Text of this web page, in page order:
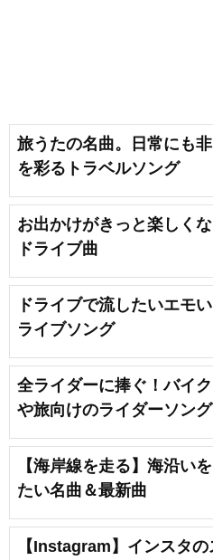
旅うたの名曲。日常にも
を彩るトラベルソング
お出かけがきっと楽しく
ドライブ曲
ドライブで流したいエモ
ライブソング
全ライダーに捧ぐ！バイ
や旅向けのライダーソング
【海岸線を走る】海沿い
たい名曲＆最新曲
【Instagram】インスタ